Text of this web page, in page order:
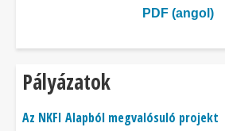
PDF (angol)
Pályázatok
Az NKFI Alapból megvalósuló projekt